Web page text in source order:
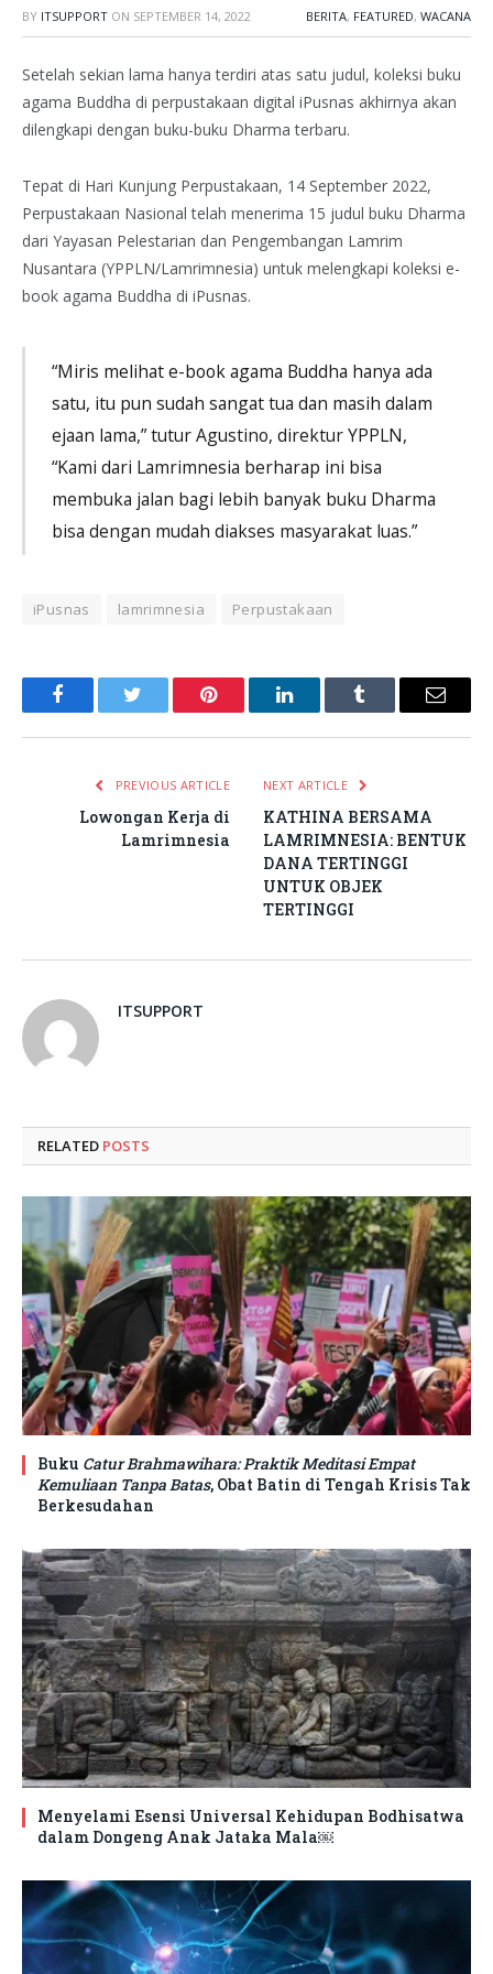
BY ITSUPPORT ON SEPTEMBER 14, 2022 BERITA, FEATURED, WACANA
Setelah sekian lama hanya terdiri atas satu judul, koleksi buku
agama Buddha di perpustakaan digital iPusnas akhirnya akan
dilengkapi dengan buku-buku Dharma terbaru.
Tepat di Hari Kunjung Perpustakaan, 14 September 2022,
Perpustakaan Nasional telah menerima 15 judul buku Dharma
dari Yayasan Pelestarian dan Pengembangan Lamrim
Nusantara (YPPLN/Lamrimnesia) untuk melengkapi koleksi e-
book agama Buddha di iPusnas.
“Miris melihat e-book agama Buddha hanya ada
satu, itu pun sudah sangat tua dan masih dalam
ejaan lama,” tutur Agustino, direktur YPPLN,
“Kami dari Lamrimnesia berharap ini bisa
membuka jalan bagi lebih banyak buku Dharma
bisa dengan mudah diakses masyarakat luas.”
iPusnas lamrimnesia Perpustakaan
FacebookTwitter Pinterest LinkedInTumblr Email
PREVIOUS ARTICLE
Lowongan Kerja di
Lamrimnesia
NEXT ARTICLE
KATHINA BERSAMA
LAMRIMNESIA: BENTUK
DANA TERTINGGI
UNTUK OBJEK
TERTINGGI
ITSUPPORT
RELATED POSTS
Buku Catur Brahmawihara: Praktik Meditasi Empat
Kemuliaan Tanpa Batas, Obat Batin di Tengah Krisis Tak
Berkesudahan
Menyelami Esensi Universal Kehidupan Bodhisatwa
dalam Dongeng Anak Jataka Mala￼